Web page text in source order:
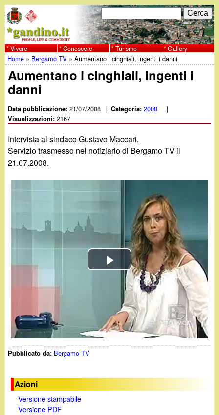
al
contenuto
principale
w
w
w
.
g
n
o
t
F
o
r
m
i
r
i
c
c
a
C
e
r
c
a
Vivere Conoscere Turismo Gallery
Tu
sei
qui
Home » Bergamo TV »Aumentano i cinghiali, ingenti i danni
Aumentano i cinghiali, ingenti i
danni
Data pubblicazione:21/07/2008 | Categoria:2008 |
Visualizzazioni:2167
Intervista al sindaco Gustavo Maccari.
Servizio trasmesso nel notiziario di Bergamo TV il
21.07.2008.
P
a
y
i
Pubblicato da: Bergamo TV
Azioni
Versione stampabile
Versione PDF